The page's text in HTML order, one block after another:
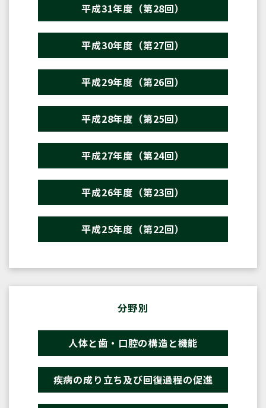
平成31年度（第28回）
平成30年度（第27回）
平成29年度（第26回）
平成28年度（第25回）
平成27年度（第24回）
平成26年度（第23回）
平成25年度（第22回）
分野別
人体と歯・口腔の構造と機能
疾病の成り立ち及び回復過程の促進